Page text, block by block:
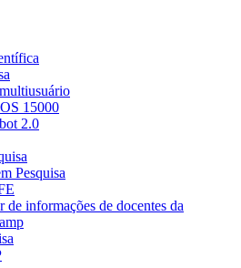
15000
2.0
Pesquisa
de informações de docentes da